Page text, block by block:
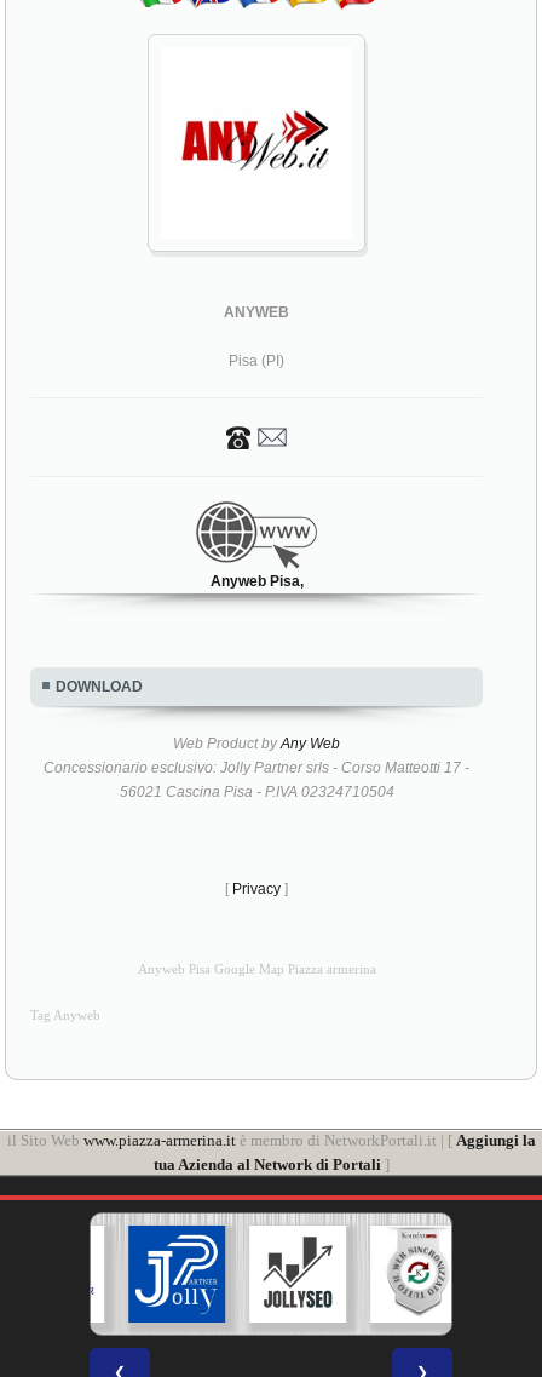
ANYWEB
Pisa (PI)
Anyweb Pisa,
DOWNLOAD
Web Product byAny Web
Concessionario esclusivo: Jolly Partner srls - Corso Matteotti 17 -
56021 Cascina Pisa - P.IVA 02324710504
[ Privacy ]
Anyweb Pisa Google Map Piazza armerina
Tag Anyweb
il Sito Web www.piazza-armerina.itè membro di NetworkPortali.it | [ Aggiungi la
tua Azienda al Network di Portali ]
❮ ❯